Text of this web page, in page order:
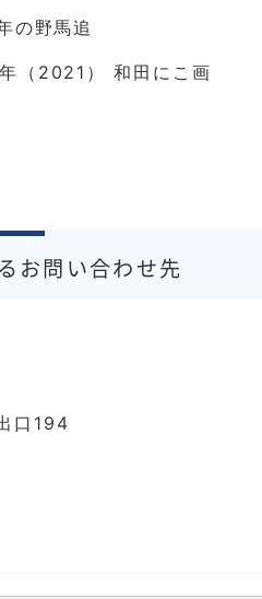
の野馬追
（2021） 和田にこ画
お問い合わせ先
口194